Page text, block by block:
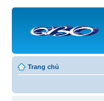
Trang chủ